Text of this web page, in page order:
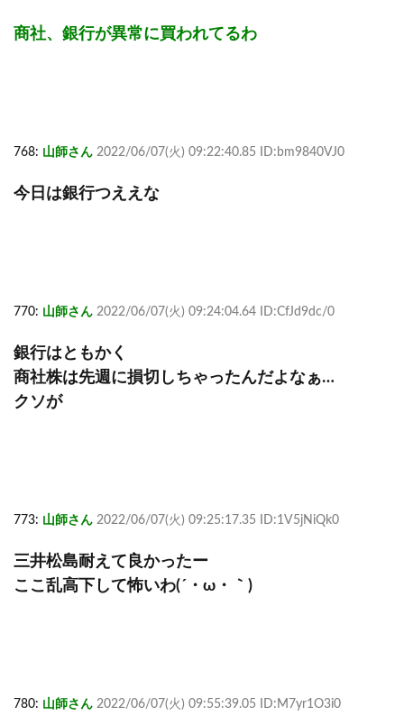
商社、銀行が異常に買われてるわ
768: 山師さん 2022/06/07(火) 09:22:40.85 ID:bm9840VJ0
今日は銀行つええな
770: 山師さん 2022/06/07(火) 09:24:04.64 ID:CfJd9dc/0
銀行はともかく
商社株は先週に損切しちゃったんだよなぁ…
クソが
773: 山師さん 2022/06/07(火) 09:25:17.35 ID:1V5jNiQk0
三井松島耐えて良かったー
ここ乱高下して怖いわ(´・ω・｀)
780: 山師さん 2022/06/07(火) 09:55:39.05 ID:M7yr1O3i0